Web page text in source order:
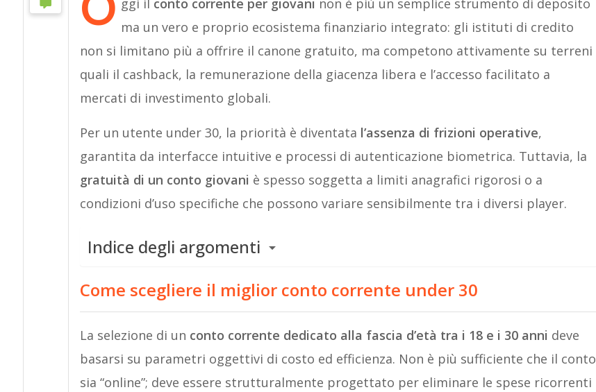
ggi il conto corrente per giovani non è più un semplice strumento di deposito
ma un vero e proprio ecosistema finanziario integrato: gli istituti di credito
non si limitano più a offrire il canone gratuito, ma competono attivamente su terreni
quali il cashback, la remunerazione della giacenza libera e l’accesso facilitato a
mercati di investimento globali.
Per un utente under 30, la priorità è diventata l’assenza di frizioni operative,
garantita da interfacce intuitive e processi di autenticazione biometrica. Tuttavia, la
gratuità di un conto giovani è spesso soggetta a limiti anagrafici rigorosi o a
condizioni d’uso specifiche che possono variare sensibilmente tra i diversi player.
Indice degli argomenti
Come scegliere il miglior conto corrente under 30
La selezione di un conto corrente dedicato alla fascia d’età tra i 18 e i 30 anni deve
basarsi su parametri oggettivi di costo ed efficienza. Non è più sufficiente che il conto
sia “online”; deve essere strutturalmente progettato per eliminare le spese ricorrenti